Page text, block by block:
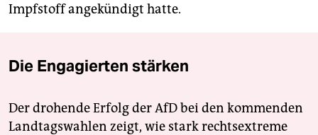
Impfstoff angekündigt hatte.
Die Engagierten stärken
Der drohende Erfolg der AfD bei den kommenden
Landtagswahlen zeigt, wie stark rechtsextreme